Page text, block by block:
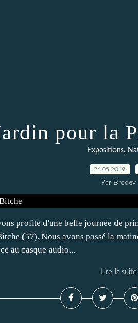
pour la
Expositions,
26.05.2019
Par Brodev
profité d'une belle journée de
(57). Nous avons passé la
au casque audio...
Lire la suite